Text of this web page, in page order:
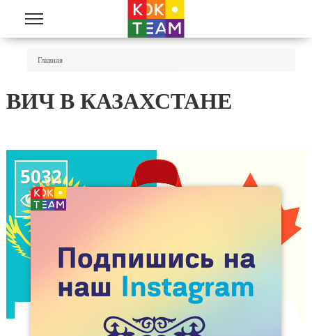
Перейти к основному содержанию
Главная
ВИЧ В КАЗАХСТАНЕ
5032
